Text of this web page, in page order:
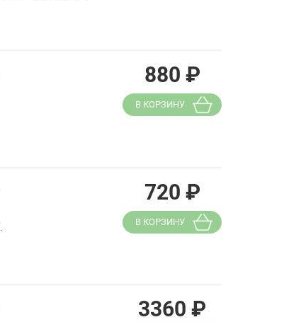
880 ₽
В КОРЗИНУ
720 ₽
В КОРЗИНУ
3360 ₽